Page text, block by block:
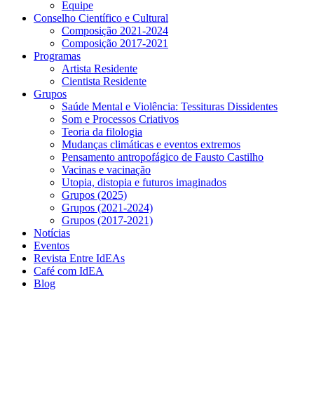
Equipe
Conselho Científico e Cultural
Composição 2021-2024
Composição 2017-2021
Programas
Artista Residente
Cientista Residente
Grupos
Saúde Mental e Violência: Tessituras Dissidentes
Som e Processos Criativos
Teoria da filologia
Mudanças climáticas e eventos extremos
Pensamento antropofágico de Fausto Castilho
Vacinas e vacinação
Utopia, distopia e futuros imaginados
Grupos (2025)
Grupos (2021-2024)
Grupos (2017-2021)
Notícias
Eventos
Revista Entre IdEAs
Café com IdEA
Blog